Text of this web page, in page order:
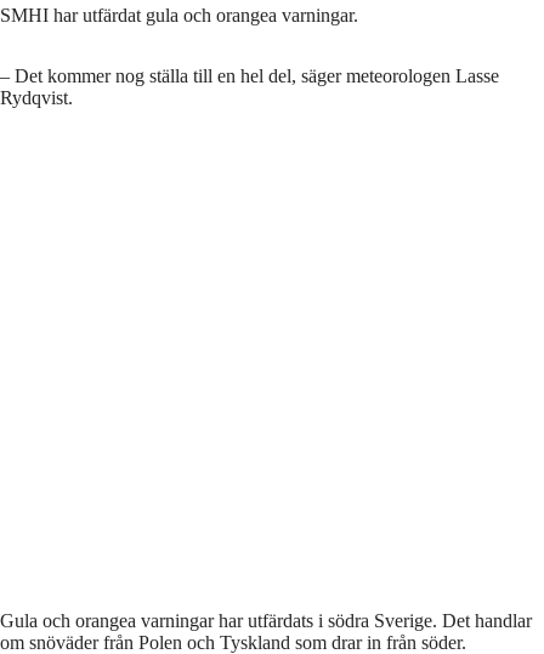
SMHI har utfärdat gula och orangea varningar.
– Det kommer nog ställa till en hel del, säger meteorologen Lasse
Rydqvist.
Gula och orangea varningar har utfärdats i södra Sverige. Det handlar
om snöväder från Polen och Tyskland som drar in från söder.